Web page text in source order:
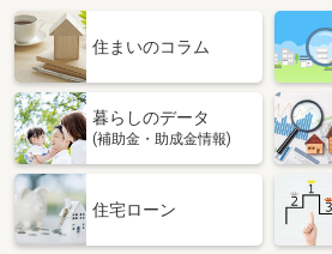
住まいのコラム
暮らしのデータ
(補助金・助成金情報)
住宅ローン